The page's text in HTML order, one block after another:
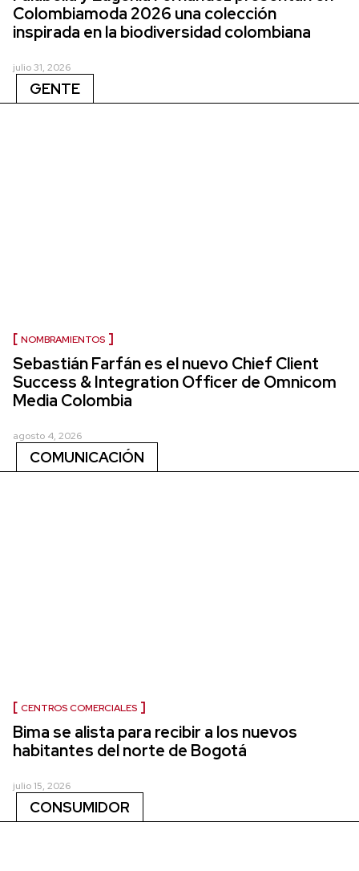
Colombiamoda 2026 una colección
inspirada en la biodiversidad colombiana
julio 31, 2026
GENTE
NOMBRAMIENTOS
Sebastián Farfán es el nuevo Chief Client
Success & Integration Officer de Omnicom
Media Colombia
agosto 4, 2026
COMUNICACIÓN
CENTROS COMERCIALES
Bima se alista para recibir a los nuevos
habitantes del norte de Bogotá
julio 15, 2026
CONSUMIDOR